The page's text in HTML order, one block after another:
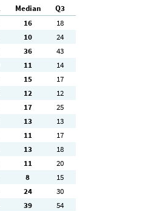
Median
Q3
16
18
10
24
36
43
11
14
15
17
12
12
17
25
13
13
11
17
13
18
11
20
8
15
24
30
39
54